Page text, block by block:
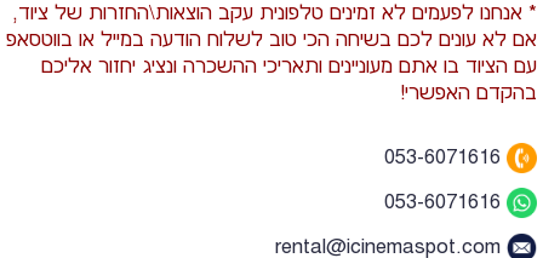
* אנחנו לפעמים לא זמינים טלפונית עקב הוצאות\החזרות של ציוד,
אם לא עונים לכם בשיחה הכי טוב לשלוח הודעה במייל או בווטסאפ
עם הציוד בו אתם מעוניינים ותאריכי ההשכרה ונציג יחזור אליכם
בהקדם האפשרי!
053-6071616
053-6071616
rental@icinemaspot.com